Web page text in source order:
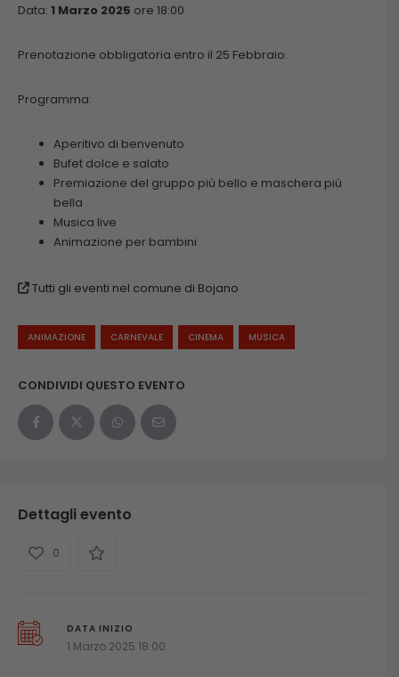
Data: 1 Marzo 2025 ore 18:00
Prenotazione obbligatoria entro il 25 Febbraio.
Programma:
Aperitivo di benvenuto
Bufet dolce e salato
Premiazione del gruppo più bello e maschera più
bella
Musica live
Animazione per bambini
Tutti gli eventi nel comune di Bojano
ANIMAZIONE CARNEVALE CINEMA MUSICA
CONDIVIDI QUESTO EVENTO
Dettagli evento
0
DATA INIZIO
1 Marzo 2025 18:00